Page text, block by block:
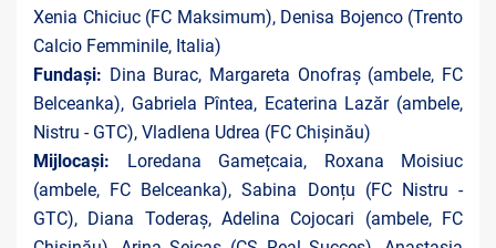
Xenia Chiciuc (FC Maksimum), Denisa Bojenco (Trento
Calcio Femminile, Italia)
Fundași: Dina Burac, Margareta Onofraş (ambele, FC
Belceanka), Gabriela Pîntea, Ecaterina Lazăr (ambele,
Nistru - GTC), Vladlena Udrea (FC Chișinău)
Mijlocași: Loredana Gamețcaia, Roxana Moisiuc
(ambele, FC Belceanka), Sabina Donțu (FC Nistru -
GTC), Diana Toderaș, Adelina Cojocari (ambele, FC